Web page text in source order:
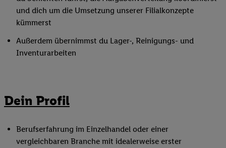
und dich um die Umsetzung unserer Filialkonzepte
kümmerst
Außerdem übernimmst du Lager-, Reinigungs- und
Inventurarbeiten
Dein Profil
Berufserfahrung im Einzelhandel oder einer
vergleichbaren Branche mit idealerweise erster